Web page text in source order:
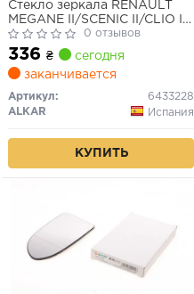
Стекло зеркала RENAULT
MEGANE II/SCENIC II/CLIO III
02-09 выпукл.подогрев
лев.прав.
0 отзывов
336 ₴
сегодня
заканчивается
Артикул:
6433228
ALKAR
Испания
КУПИТЬ